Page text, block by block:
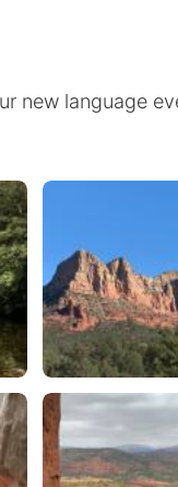
new language